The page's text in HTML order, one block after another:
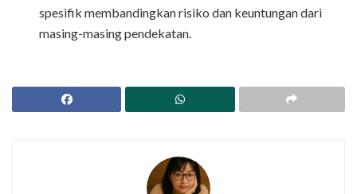
spesifik membandingkan risiko dan keuntungan dari
masing-masing pendekatan.